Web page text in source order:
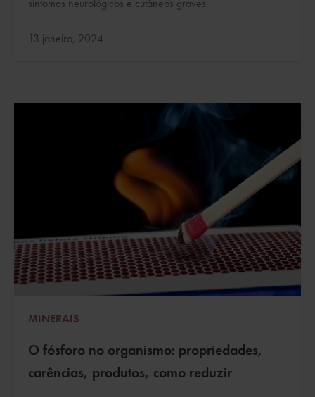
sintomas neurológicos e cutâneos graves.
Atualizado:
13 janeiro, 2024
MINERAIS
O fósforo no organismo: propriedades,
carências, produtos, como reduzir